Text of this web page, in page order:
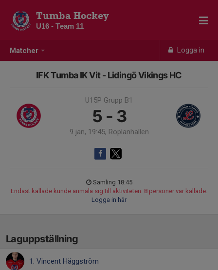
Matcher Logga in
Tumba Hockey
U16 - Team 11
IFK Tumba IK Vit - Lidingö Vikings HC
U15P Grupp B1
5 - 3
9 jan, 19:45, Roplanhallen
Samling 18:45
Endast kallade kunde anmäla sig till aktiviteten. 8 personer var kallade.
Logga in här
Laguppställning
1. Vincent Häggström